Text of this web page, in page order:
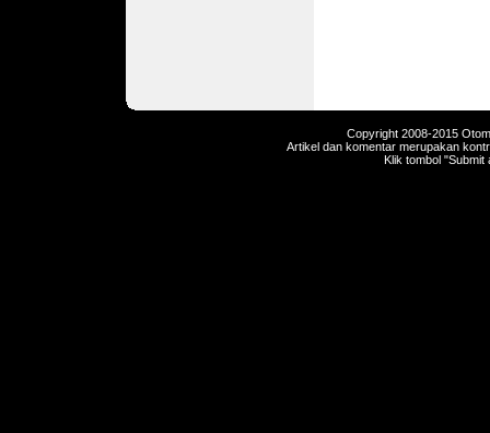
Copyright 2008-2015
Artikel dan komentar merupakan
Klik tombol